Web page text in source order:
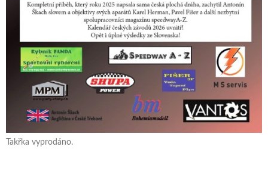
Takřka vyprodáno.